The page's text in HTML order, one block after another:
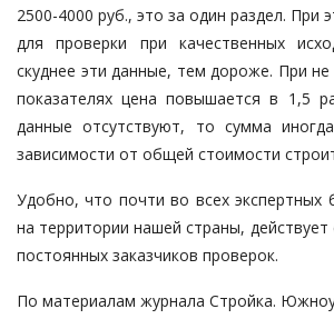
2500-4000 руб., это за один раздел. При
для проверки при качественных
скуднее эти данные, тем дороже. При не
показателях цена повышается в 1,5
данные отсутствуют, то сумма
зависимости от общей стоимости
Удобно, что почти во всех экспертных
на территории нашей страны, действует
постоянных заказчиков проверок.
По материалам журнала Стройка.